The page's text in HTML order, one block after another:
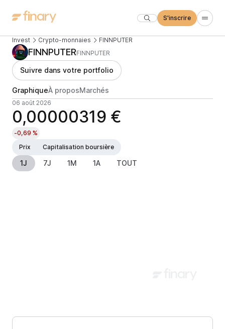
S'inscrire
Invest Crypto-monnaies FINNPUTER
FINNPUTERFINNPUTER
Suivre dans votre portfolio
GraphiqueÀ proposMarchés
06 août 2026
0,00000319 €
-0,69 %
Prix
Capitalisation boursière
1J 7J 1M 1A TOUT